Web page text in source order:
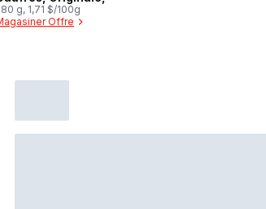
g, 1,71 $/100g
Offre